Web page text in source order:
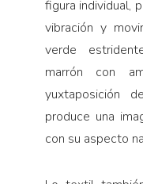
figura individual,
vibración y
verde
marrón con
yuxtaposición
produce una
con su aspecto